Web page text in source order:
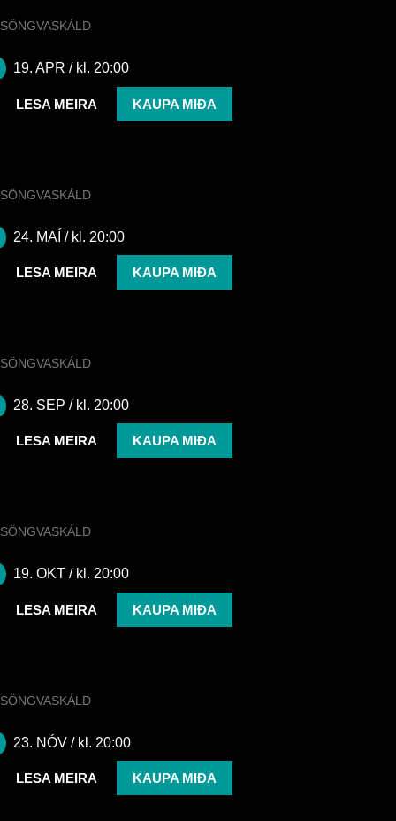
SÖNGVASKÁLD
19. APR / kl. 20:00
LESA MEIRA KAUPA MIÐA
SÖNGVASKÁLD
24. MAÍ / kl. 20:00
LESA MEIRA KAUPA MIÐA
SÖNGVASKÁLD
28. SEP / kl. 20:00
LESA MEIRA KAUPA MIÐA
SÖNGVASKÁLD
19. OKT / kl. 20:00
LESA MEIRA KAUPA MIÐA
SÖNGVASKÁLD
23. NÓV / kl. 20:00
LESA MEIRA KAUPA MIÐA